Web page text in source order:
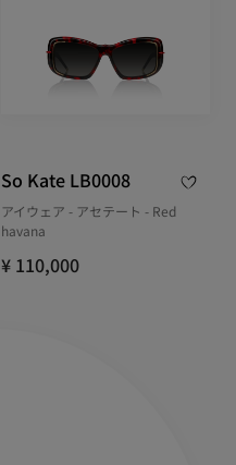
So Kate LB0008
アイウェア - アセテート - Red
havana
¥ 110,000